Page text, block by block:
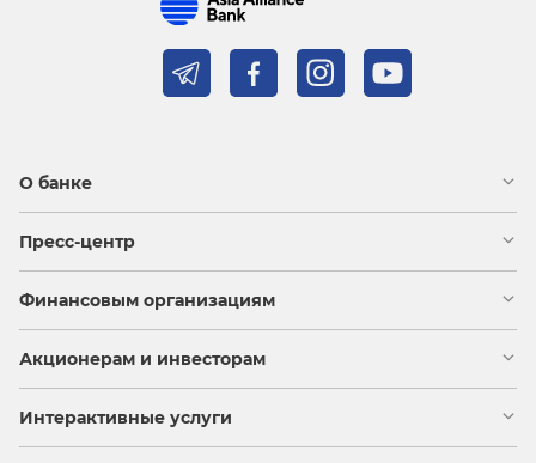
О банке
Пресс-центр
Финансовым организациям
Акционерам и инвесторам
Интерактивные услуги